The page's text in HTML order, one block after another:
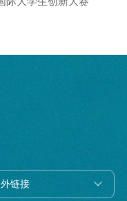
链接